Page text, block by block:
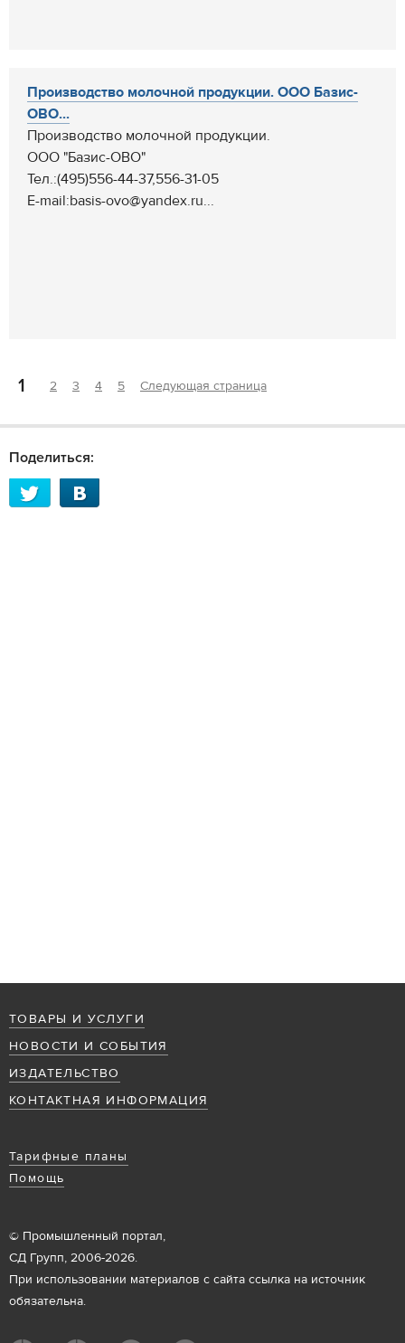
Производство молочной продукции. ООО Базис-
ОВО...
Производство молочной продукции.
ООО "Базис-ОВО"
Тел.:(495)556-44-37,556-31-05
E-mail:basis-ovo@yandex.ru...
1 2 3 4 5 Следующая страница
Поделиться:
ТОВАРЫ И УСЛУГИ
НОВОСТИ И СОБЫТИЯ
ИЗДАТЕЛЬСТВО
КОНТАКТНАЯ ИНФОРМАЦИЯ
Тарифные планы
Помощь
© Промышленный портал,
СД Групп, 2006-2026.
При использовании материалов с сайта ссылка на источник
обязательна.